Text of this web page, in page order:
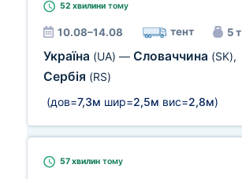
52 хвилини тому
10.08–14.08 тент 5 т
Україна (UA) — Словаччина (SK),
Сербія (RS)
(дов=7,3м шир=2,5м вис=2,8м)
57 хвилин тому